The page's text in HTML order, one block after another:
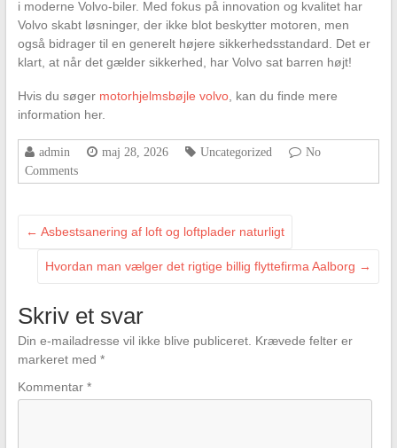
i moderne Volvo-biler. Med fokus på innovation og kvalitet har
Volvo skabt løsninger, der ikke blot beskytter motoren, men
også bidrager til en generelt højere sikkerhedsstandard. Det er
klart, at når det gælder sikkerhed, har Volvo sat barren højt!
Hvis du søger motorhjelmsbøjle volvo, kan du finde mere
information her.
admin maj 28, 2026 Uncategorized
No
Comments
← Asbestsanering af loft og loftplader naturligt
Hvordan man vælger det rigtige billig flyttefirma Aalborg →
Skriv et svar
Din e-mailadresse vil ikke blive publiceret. Krævede felter er
markeret med *
Kommentar *